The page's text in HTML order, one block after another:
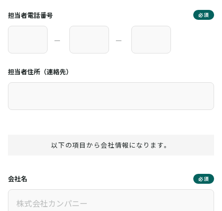
担当者電話番号 必須
― ―
担当者住所（連絡先）
以下の項目から会社情報になります。
会社名 必須